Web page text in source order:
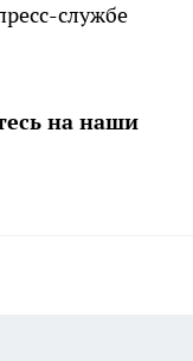
службе
на наши